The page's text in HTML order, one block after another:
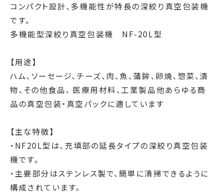
コンパクト設計、多機能性が特長の深絞り真空包装機
です。
多機能型深絞り真空包装機 NF-20L型
【用途】
ハム、ソーセージ、チーズ、肉、魚、蒲鉾、卵焼、惣菜、漬
物、その他食品、 医療用材料、工業製品他あらゆる商
品の真空包装・真空パックに適しています
【主な特徴】
・NF20L型は、充填部の延長タイプの深絞り真空包装
機です。
・主要部分はステンレス製で、簡単に清掃できるように
構成されています。